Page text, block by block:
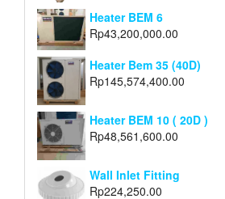
Heater BEM 6
Rp43,200,000.00
Heater Bem 35 (40D)
Rp145,574,400.00
Heater BEM 10 ( 20D )
Rp48,561,600.00
Wall Inlet Fitting
Rp224,250.00